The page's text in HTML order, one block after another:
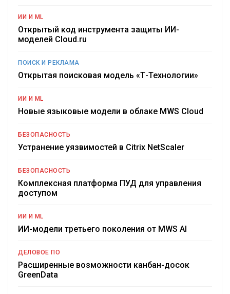
ИИ И ML
Открытый код инструмента защиты ИИ-
моделей Cloud.ru
ПОИСК И РЕКЛАМА
Открытая поисковая модель «Т-Технологии»
ИИ И ML
Новые языковые модели в облаке MWS Cloud
БЕЗОПАСНОСТЬ
Устранение уязвимостей в Citrix NetScaler
БЕЗОПАСНОСТЬ
Комплексная платформа ПУД для управления
доступом
ИИ И ML
ИИ-модели третьего поколения от MWS AI
ДЕЛОВОЕ ПО
Расширенные возможности канбан-досок
GreenData